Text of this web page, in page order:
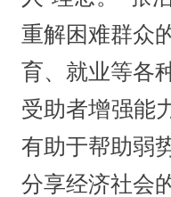
重解困难群众
育、就业等各
受助者增强能
有助于帮助弱
分享经济社会